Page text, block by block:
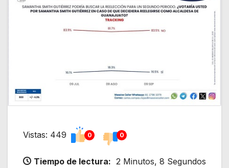
Vistas: 449 0 0
Tiempo de lectura: 2 Minutos, 8 Segundos